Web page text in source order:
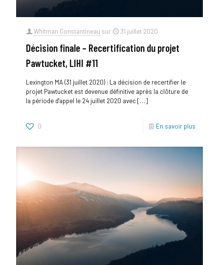
Whitman Constantineau sur 31 juillet 2020
Décision finale – Recertification du projet
Pawtucket, LIHI #11
Lexington MA (31 juillet 2020) : La décision de recertifier le
projet Pawtucket est devenue définitive après la clôture de
la période d'appel le 24 juillet 2020 avec[…]
0 En savoir plus